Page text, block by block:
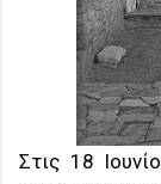
Στις 18